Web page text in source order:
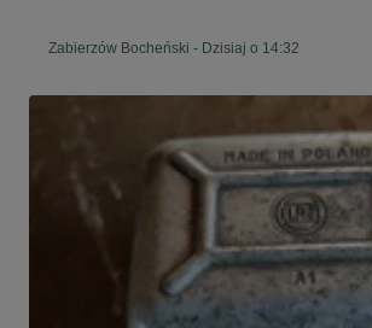
Zabierzów Bocheński - Dzisiaj o 14:32